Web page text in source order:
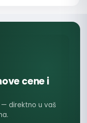
cene i
— direktno u vaš